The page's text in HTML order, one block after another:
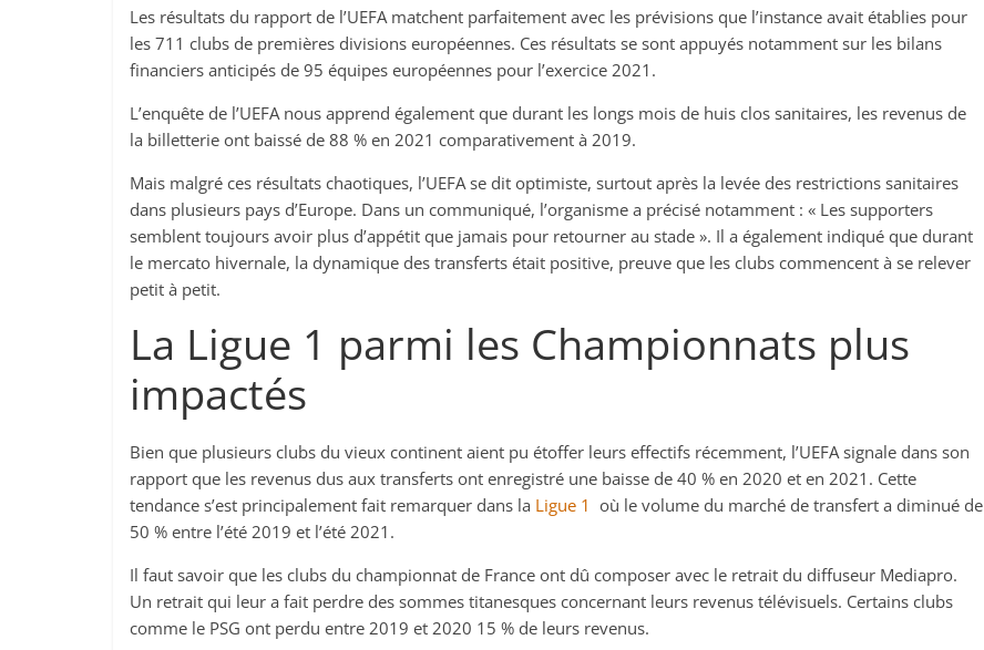
Les résultats du rapport de l’UEFA matchent parfaitement avec les prévisions que l’instance avait établies pour
les 711 clubs de premières divisions européennes. Ces résultats se sont appuyés notamment sur les bilans
financiers anticipés de 95 équipes européennes pour l’exercice 2021.
L’enquête de l’UEFA nous apprend également que durant les longs mois de huis clos sanitaires, les revenus de
la billetterie ont baissé de 88 % en 2021 comparativement à 2019.
Mais malgré ces résultats chaotiques, l’UEFA se dit optimiste, surtout après la levée des restrictions sanitaires
dans plusieurs pays d’Europe. Dans un communiqué, l’organisme a précisé notamment : « Les supporters
semblent toujours avoir plus d’appétit que jamais pour retourner au stade ». Il a également indiqué que durant
le mercato hivernale, la dynamique des transferts était positive, preuve que les clubs commencent à se relever
petit à petit.
La Ligue 1 parmi les Championnats plus
impactés
Bien que plusieurs clubs du vieux continent aient pu étoffer leurs effectifs récemment, l’UEFA signale dans son
rapport que les revenus dus aux transferts ont enregistré une baisse de 40 % en 2020 et en 2021. Cette
tendance s’est principalement fait remarquer dans la Ligue 1 où le volume du marché de transfert a diminué de
50 % entre l’été 2019 et l’été 2021.
Il faut savoir que les clubs du championnat de France ont dû composer avec le retrait du diffuseur Mediapro.
Un retrait qui leur a fait perdre des sommes titanesques concernant leurs revenus télévisuels. Certains clubs
comme le PSG ont perdu entre 2019 et 2020 15 % de leurs revenus.